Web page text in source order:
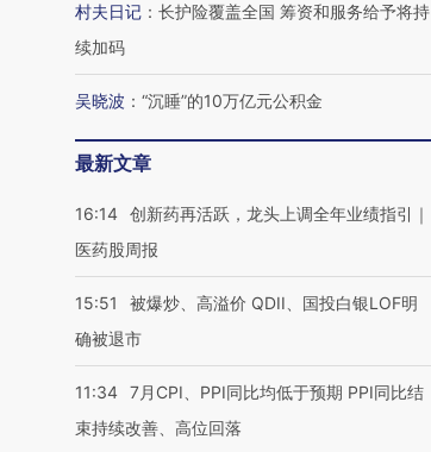
村夫日记 ： 长护险覆盖全国 筹资和服务给予将持
续加码
吴晓波 ： “沉睡”的10万亿元公积金
最新文章
16:14 创新药再活跃，龙头上调全年业绩指引｜
医药股周报
15:51
被爆炒、高溢价 QDII、国投白银LOF明
确被退市
11:34 7月CPI、PPI同比均低于预期 PPI同比结
束持续改善、高位回落